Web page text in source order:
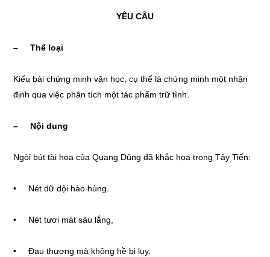
YÊU CẦU
– Thể loại
Kiểu bài chứng minh văn học, cụ thể là chứng minh một nhận
định qua việc phân tích một tác phẩm trữ tình.
– Nội dung
Ngòi bút tài hoa của Quang Dũng đã khắc họa trong Tây Tiến:
• Nét dữ dội hào hùng.
• Nét tươi mát sâu lắng,
• Đau thương mà không hề bi lụy.